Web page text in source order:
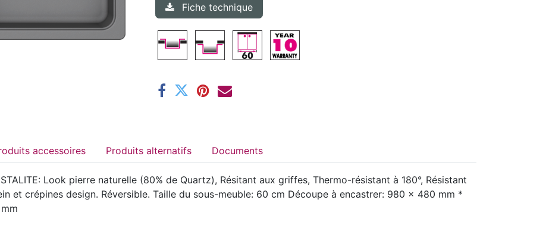
Fiche technique
Produits accessoires Produits alternatifs Documents
Look pierre naturelle (80% de Quartz), Résitant aux griffes, Thermo-résistant à 180°, Résistant
et crépines design. Réversible. Taille du sous-meuble: 60 cm Découpe à encastrer: 980 x 480 mm *